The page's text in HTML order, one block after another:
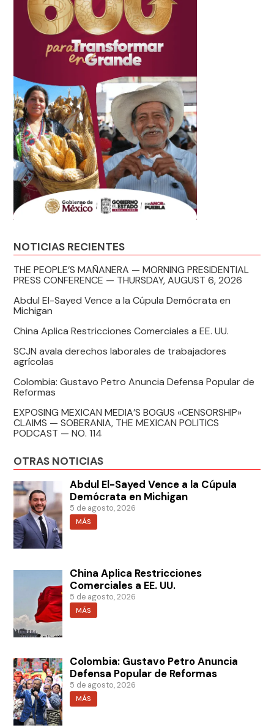
NOTICIAS RECIENTES
THE PEOPLE’S MAÑANERA — MORNING PRESIDENTIAL
PRESS CONFERENCE — THURSDAY, AUGUST 6, 2026
Abdul El-Sayed Vence a la Cúpula Demócrata en
Michigan
China Aplica Restricciones Comerciales a EE. UU.
SCJN avala derechos laborales de trabajadores
agrícolas
Colombia: Gustavo Petro Anuncia Defensa Popular de
Reformas
EXPOSING MEXICAN MEDIA’S BOGUS «CENSORSHIP»
CLAIMS — SOBERANIA, THE MEXICAN POLITICS
PODCAST — NO. 114
OTRAS NOTICIAS
Abdul El-Sayed Vence a la Cúpula
Demócrata en Michigan
5 de agosto, 2026
MÁS
China Aplica Restricciones
Comerciales a EE. UU.
5 de agosto, 2026
MÁS
Colombia: Gustavo Petro Anuncia
Defensa Popular de Reformas
5 de agosto, 2026
MÁS